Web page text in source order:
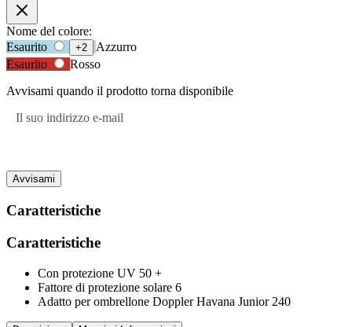
Opzioni
prodotto
Nome del colore:
Usa
il
tasto
Tab
accedere
poi
i
freccia
navigare
opzioni.
Esaurito +2
Azzurro
Esaurito
Rosso
Avvisami quando il prodotto torna disponibile
Il suo indirizzo e-mail
Avvisami
Caratteristiche
Caratteristiche
Con protezione UV 50 +
Fattore di protezione solare 6
Adatto per ombrellone Doppler Havana Junior 240